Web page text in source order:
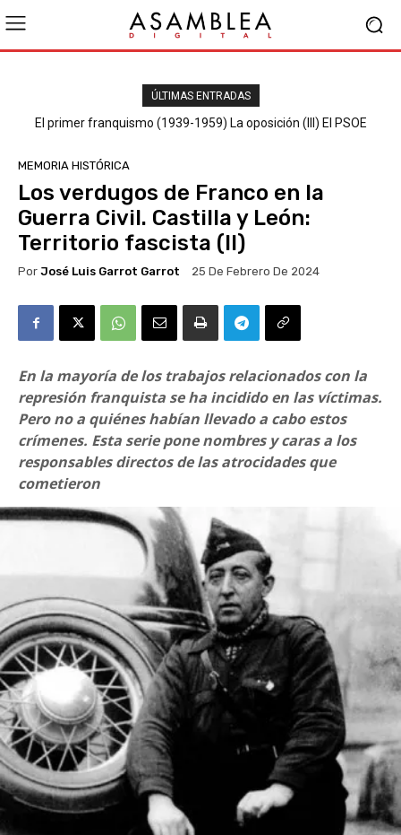
ÚLTIMAS ENTRADAS
El primer franquismo (1939-1959) La oposición (III) El PSOE
MEMORIA HISTÓRICA
Los verdugos de Franco en la
Guerra Civil. Castilla y León:
Territorio fascista (II)
Por José Luis Garrot Garrot 25 De Febrero De 2024
En la mayoría de los trabajos relacionados con la
represión franquista se ha incidido en las víctimas.
Pero no a quiénes habían llevado a cabo estos
crímenes. Esta serie pone nombres y caras a los
responsables directos de las atrocidades que
cometieron